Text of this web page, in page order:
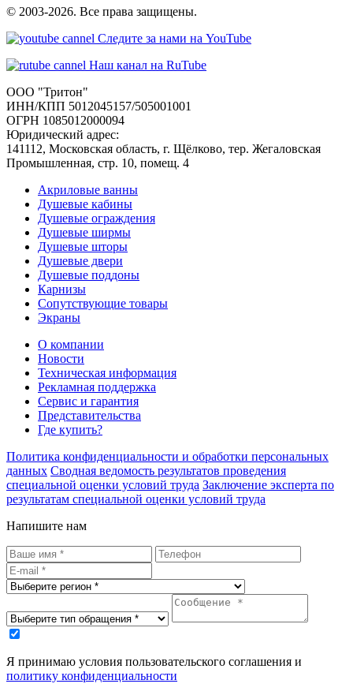
© 2003-2026. Все права защищены.
Следите за нами на YouTube
Наш канал на RuTube
ООО "Тритон"
ИНН/КПП 5012045157/505001001
ОГРН 1085012000094
Юридический адрес:
141112, Московская область, г. Щёлково, тер. Жегаловская
Промышленная, стр. 10, помещ. 4
Акриловые ванны
Душевые кабины
Душевые ограждения
Душевые ширмы
Душевые шторы
Душевые двери
Душевые поддоны
Карнизы
Сопутствующие товары
Экраны
О компании
Новости
Техническая информация
Рекламная поддержка
Сервис и гарантия
Представительства
Где купить?
Политика конфиденциальности и обработки персональных
данных Сводная ведомость результатов проведения
специальной оценки условий труда Заключение эксперта по
результатам специальной оценки условий труда
Напишите нам
Я принимаю условия пользовательского соглашения и
политику конфиденциальности